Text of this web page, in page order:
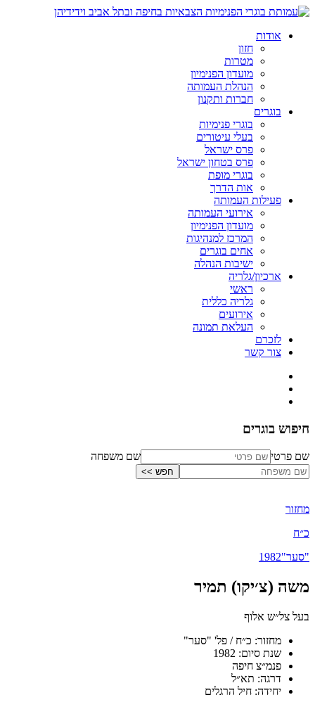
אודות
חזון
מטרות
מועדון הפנימיון
הנהלת העמותה
חברות ותקנון
בוגרים
בוגרי פנימיות
בעלי עיטורים
פרס ישראל
פרס בטחון ישראל
בוגרי מופת
אות הדרך
פעילות העמותה
אירועי העמותה
מועדון הפנימיון
המרכז למנהיגות
אחים בוגרים
ישיבות הנהלה
ארכיון/גלריה
ראשי
גלריה כללית
אירועים
העלאת תמונה
לזכרם
צור קשר
חיפוש בוגרים
שם פרטי שם משפחה
מחזור
כ״ח
"סער"1982
משה (צ׳יקו) תמיר
בעל צל״ש אלוף
מחזור: כ״ח / פל' "סער"
שנת סיום: 1982
פנמ״צ חיפה
דרגה: תא״ל
יחידה: חיל הרגלים